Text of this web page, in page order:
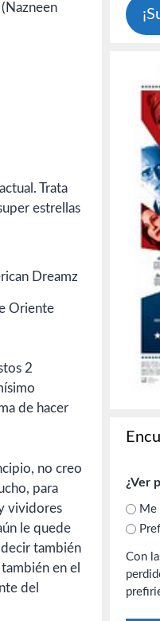
Trata
estrellas
Oriente
2
de hacer
no creo
para
vividores
le quede
también
en el
del
¿Ver
Me
Con
perdido